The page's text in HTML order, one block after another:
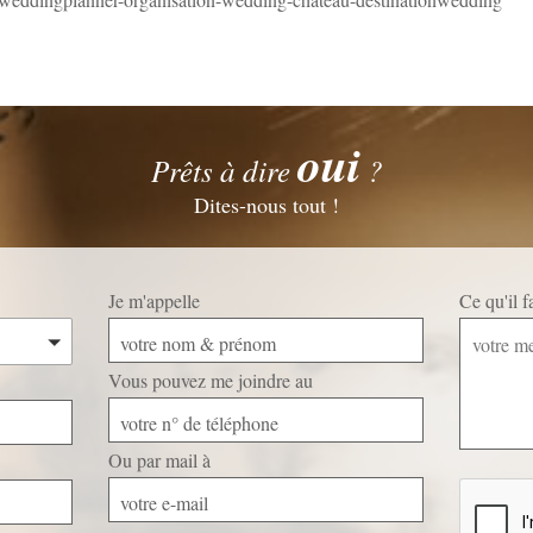
Prêts à direoui ?
Dites-nous tout !
Je m'appelle
votre nom & prénom
Vous pouvez me joindre au
votre n° de téléphone
Ou par mail à
votre e-mail
Ce qu'il